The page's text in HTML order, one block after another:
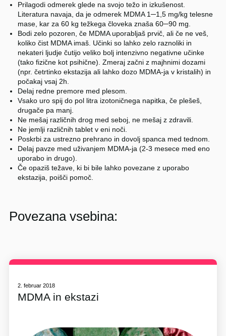
Prilagodi odmerek glede na svojo težo in izkušenost.
Literatura navaja, da je odmerek MDMA 1─1,5 mg/kg telesne
mase, kar za 60 kg težkega človeka znaša 60─90 mg.
Bodi zelo pozoren, če MDMA uporabljaš prvič, ali če ne veš,
koliko čist MDMA imaš. Učinki so lahko zelo raznoliki in
nekateri ljudje čutijo veliko bolj intenzivno negativne učinke
(tako fizične kot psihične). Zmeraj začni z majhnimi dozami
(npr. četrtinko ekstazija ali lahko dozo MDMA-ja v kristalih) in
počakaj vsaj 2h.
Delaj redne premore med plesom.
Vsako uro spij do pol litra izotoničnega napitka, če plešeš,
drugače pa manj.
Ne mešaj različnih drog med seboj, ne mešaj z zdravili.
Ne jemlji različnih tablet v eni noči.
Poskrbi za ustrezno prehrano in dovolj spanca med tednom.
Delaj pavze med uživanjem MDMA-ja (2-3 mesece med eno
uporabo in drugo).
Če opaziš težave, ki bi bile lahko povezane z uporabo
ekstazija, poišči pomoč.
Povezana vsebina:
2. februar 2018
MDMA in ekstazi